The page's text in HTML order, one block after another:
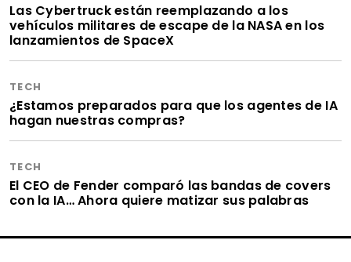
Las Cybertruck están reemplazando a los
vehículos militares de escape de la NASA en los
lanzamientos de SpaceX
TECH
¿Estamos preparados para que los agentes de IA
hagan nuestras compras?
TECH
El CEO de Fender comparó las bandas de covers
con la IA… Ahora quiere matizar sus palabras